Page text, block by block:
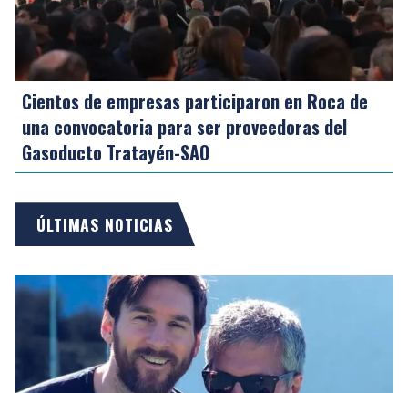
Cientos de empresas participaron en Roca de
una convocatoria para ser proveedoras del
Gasoducto Tratayén-SAO
ÚLTIMAS NOTICIAS